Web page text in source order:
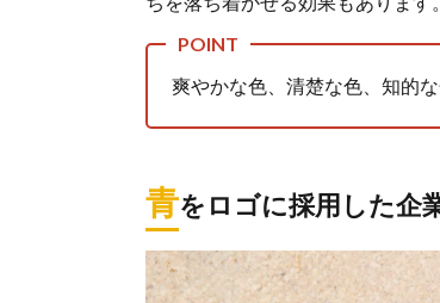
てど
んな
色？
に採
た企
業例
爽やかな色、清楚な色、知的
青をロゴに採用した企